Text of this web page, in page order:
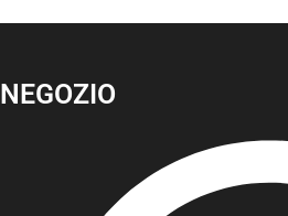
NEGOZIO